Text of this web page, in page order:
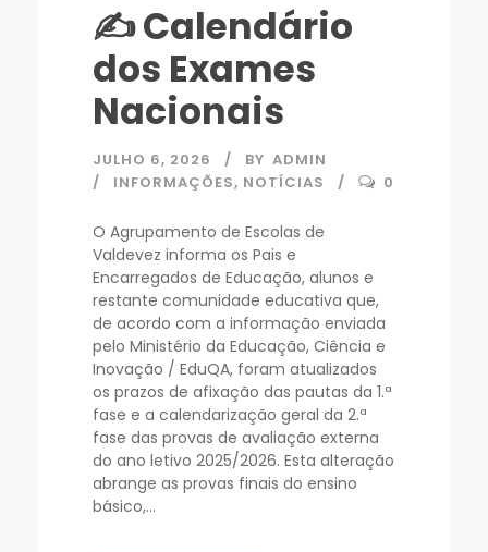
✍️ Calendário
dos Exames
Nacionais
JULHO 6, 2026 BY ADMIN
INFORMAÇÕES, NOTÍCIAS 0
O Agrupamento de Escolas de
Valdevez informa os Pais e
Encarregados de Educação, alunos e
restante comunidade educativa que,
de acordo com a informação enviada
pelo Ministério da Educação, Ciência e
Inovação / EduQA, foram atualizados
os prazos de afixação das pautas da 1.ª
fase e a calendarização geral da 2.ª
fase das provas de avaliação externa
do ano letivo 2025/2026. Esta alteração
abrange as provas finais do ensino
básico,...